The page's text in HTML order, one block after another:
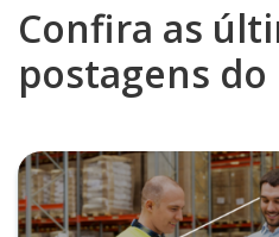
Confira as
postagens